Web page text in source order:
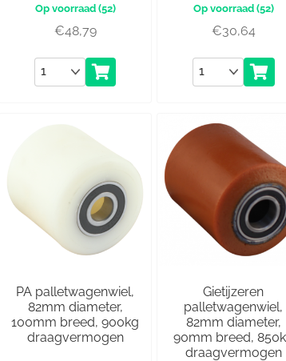
(52)
€48,79
Aantal
(52)
€30,64
Aantal
PA palletwagenwiel,
82mm diameter,
100mm breed, 900kg
draagvermogen
Gietijzeren
palletwagenwiel,
82mm diameter,
90mm breed,
draagvermogen